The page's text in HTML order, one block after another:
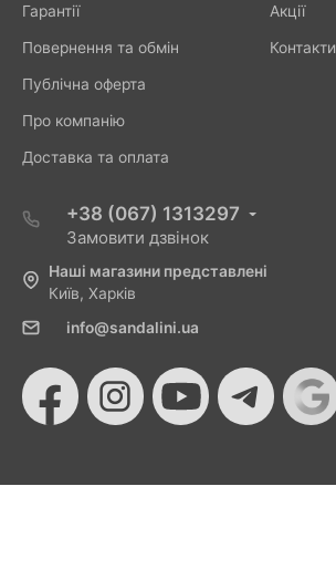
Гарантії
Повернення та обмін
Публічна оферта
Про компанію
Доставка та оплата
Акції
Контакти
+38 (067) 1313297
Замовити дзвінок
Наші магазини представлені
Київ, Харків
info@sandalini.ua